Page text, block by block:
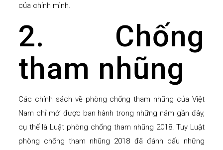
của chính mình.
2. Chống
tham nhũng
Các chính sách về phòng chống tham nhũng của Việt
Nam chỉ mới được ban hành trong những năm gần đây,
cụ thể là Luật phòng chống tham nhũng 2018. Tuy Luật
phòng chống tham nhũng 2018 đã đánh dấu những